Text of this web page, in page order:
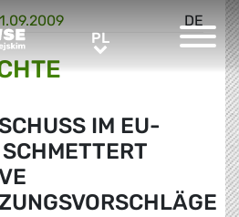
PLPL
DE
IM EU-